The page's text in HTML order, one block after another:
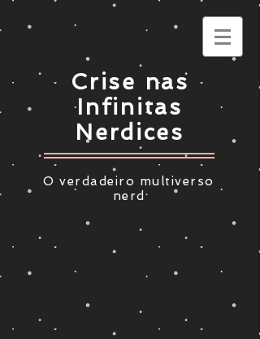
Crise nas
Infinitas
Nerdices
O verdadeiro multiverso
nerd